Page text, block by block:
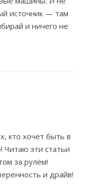
источник — там
и ничего не
кто хочет быть в
Читаю эти статьи
за рулём!
и драйв!